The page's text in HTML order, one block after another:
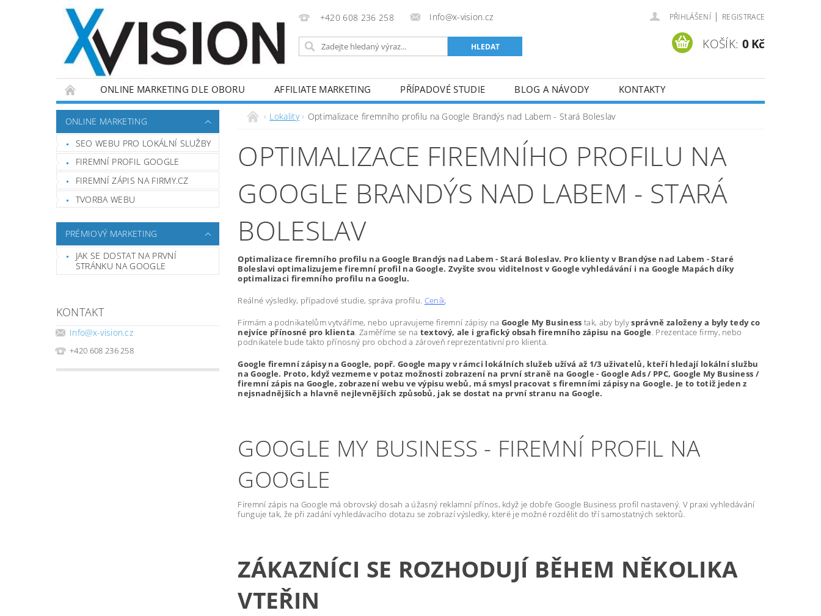
+420 608 236 258 Info@x-vision.cz PŘIHLÁŠENÍ | REGISTRACE
KOŠÍK: 0 Kč
ONLINE MARKETING DLE OBORU AFFILIATE MARKETING PŘÍPADOVÉ STUDIE BLOG A NÁVODY KONTAKTY
ONLINE MARKETING
SEO WEBU PRO LOKÁLNÍ SLUŽBY
FIREMNÍ PROFIL GOOGLE
FIREMNÍ ZÁPIS NA FIRMY.CZ
TVORBA WEBU
PRÉMIOVÝ MARKETING
JAK SE DOSTAT NA PRVNÍ
STRÁNKU NA GOOGLE
KONTAKT
Info@x-vision.cz
+420 608 236 258
Lokality Optimalizace firemního profilu na Google Brandýs nad Labem - Stará Boleslav
OPTIMALIZACE FIREMNÍHO PROFILU NA
GOOGLE BRANDÝS NAD LABEM - STARÁ
BOLESLAV
Optimalizace firemního profilu na Google Brandýs nad Labem - Stará Boleslav. Pro klienty v Brandýse nad Labem - Staré
Boleslavi optimalizujeme firemní profil na Google. Zvyšte svou viditelnost v Google vyhledávání i na Google Mapách díky
optimalizaci firemního profilu na Googlu.
Reálné výsledky, případové studie, správa profilu. Ceník.
Firmám a podnikatelům vytváříme, nebo upravujeme firemní zápisy na Google My Business tak, aby bylysprávně založeny a byly tedy co
nejvíce přínosné pro klienta. Zaměříme se na textový, ale i grafický obsah firemního zápisu na Google. Prezentace firmy, nebo
podnikatele bude takto přínosný pro obchod a zároveň reprezentativní pro klienta.
Google firemní zápisy na Google, popř. Google mapy v rámci lokálních služeb užívá až 1/3 uživatelů, kteří hledají lokální službu
na Google. Proto, když vezmeme v potaz možnosti zobrazení na první straně na Google - Google Ads / PPC, Google My Business /
firemní zápis na Google, zobrazení webu ve výpisu webů, má smysl pracovat s firemními zápisy na Google. Je to totiž jeden z
nejsnadnějších a hlavně nejlevnějších způsobů, jak se dostat na první stranu na Google.
GOOGLE MY BUSINESS - FIREMNÍ PROFIL NA
GOOGLE
Firemní zápis na Google má obrovský dosah a úžasný reklamní přínos, když je dobře Google Business profil nastavený. V praxi vyhledávání
funguje tak, že při zadání vyhledávacího dotazu se zobrazí výsledky, které je možné rozdělit do tří samostatných sektorů.
ZÁKAZNÍCI SE ROZHODUJÍ BĚHEM NĚKOLIKA
VTEŘIN